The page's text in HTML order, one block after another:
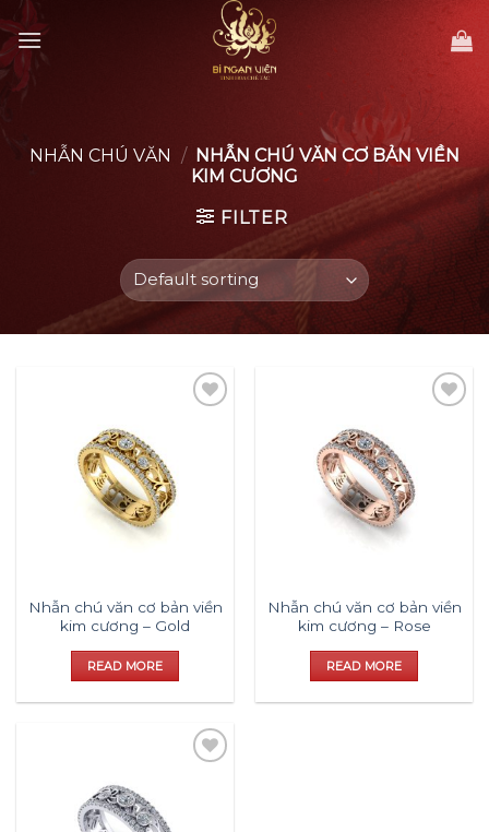
Skip
to
content
NHẪN CHÚ VĂN / NHẪN CHÚ VĂN CƠ BẢN VIỀN
KIM CƯƠNG
FILTER
Nhẫn chú văn cơ bản viền
kim cương – Gold
READ MORE
Nhẫn chú văn cơ bản viền
kim cương – Rose
READ MORE